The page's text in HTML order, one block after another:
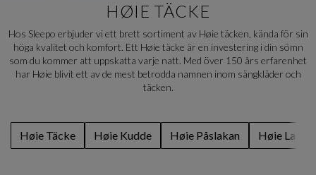
HØIE TÄCKE
Hos Sleepo erbjuder vi ett brett sortiment av Høie täcken, kända för sin
höga kvalitet och komfort. Ett Høie täcke är en investering i din sömn
som du kommer att uppskatta varje natt. Med över 150 års erfarenhet
har Høie blivit ett av de mest betrodda namnen inom sängkläder och
täcken.
Høie Täcke Høie Kudde Høie Påslakan Høie Lakan